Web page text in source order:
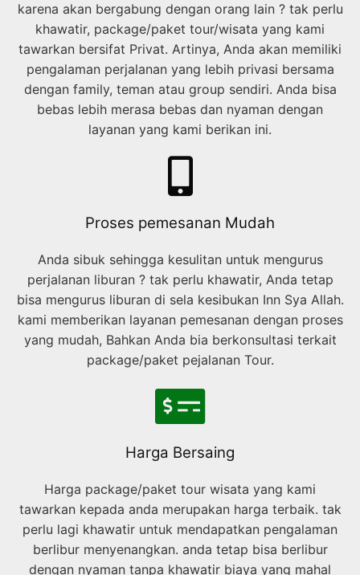
karena akan bergabung dengan orang lain ? tak perlu
khawatir, package/paket tour/wisata yang kami
tawarkan bersifat Privat. Artinya, Anda akan memiliki
pengalaman perjalanan yang lebih privasi bersama
dengan family, teman atau group sendiri. Anda bisa
bebas lebih merasa bebas dan nyaman dengan
layanan yang kami berikan ini.
Proses pemesanan Mudah
Anda sibuk sehingga kesulitan untuk mengurus
perjalanan liburan ? tak perlu khawatir, Anda tetap
bisa mengurus liburan di sela kesibukan Inn Sya Allah.
kami memberikan layanan pemesanan dengan proses
yang mudah, Bahkan Anda bia berkonsultasi terkait
package/paket pejalanan Tour.
Harga Bersaing
Harga package/paket tour wisata yang kami
tawarkan kepada anda merupakan harga terbaik. tak
perlu lagi khawatir untuk mendapatkan pengalaman
berlibur menyenangkan. anda tetap bisa berlibur
dengan nyaman tanpa khawatir biaya yang mahal